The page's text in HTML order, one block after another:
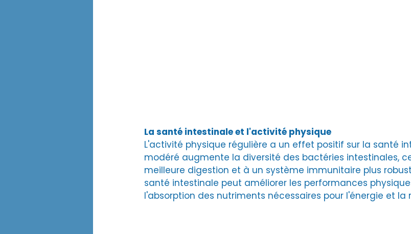
La santé intestinale et l'activité physique
L'activité physique régulière a un effet positif sur la santé
modéré augmente la diversité des bactéries intestinales,
meilleure digestion et à un système immunitaire plus
santé intestinale peut améliorer les performances
l'absorption des nutriments nécessaires pour l'énergie et